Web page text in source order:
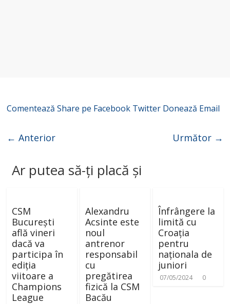
Comentează Share pe Facebook Twitter Donează Email
← Anterior Următor →
Ar putea să-ți placă și
CSM
București
află vineri
dacă va
participa în
ediția
viitoare a
Champions
League
Alexandru
Acsinte este
noul
antrenor
responsabil
cu
pregătirea
fizică la CSM
Bacău
Înfrângere la
limită cu
Croația
pentru
naționala de
juniori
07/05/2024 0